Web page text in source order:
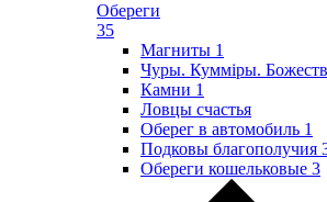
Обереги
35
Магниты 1
Чуры. Куммiры.
Камни 1
Ловцы счастья
Оберег в автомобиль 1
Подковы благополучия
Обереги кошельковые 3